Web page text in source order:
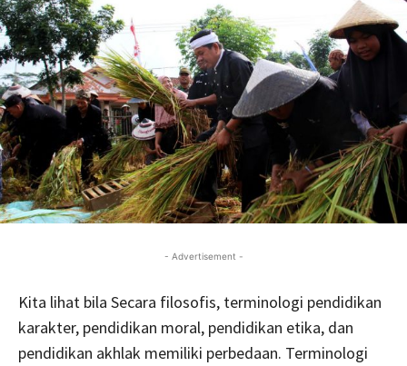
- Advertisement -
Kita lihat bila Secara filosofis, terminologi pendidikan
karakter, pendidikan moral, pendidikan etika, dan
pendidikan akhlak memiliki perbedaan. Terminologi